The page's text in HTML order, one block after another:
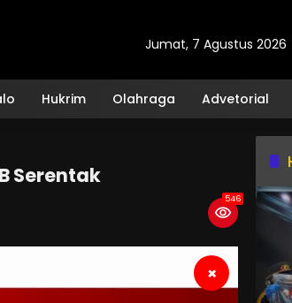
Jumat, 7 Agustus 2026
Hukrim Olahraga Advetorial
Serentak
546
×